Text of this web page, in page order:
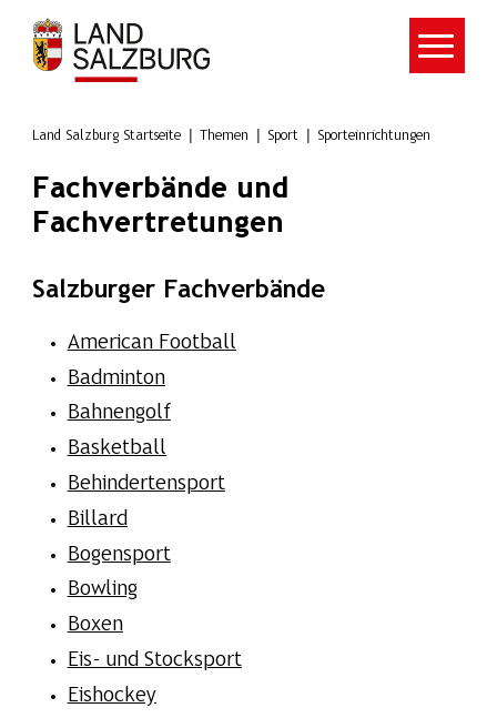
Zum Hauptinhalt springen
Land Salzburg Startseite Themen Sport Sporteinrichtungen
Fachverbände und
Fachvertretungen
Salzburger Fachverbände
American Football
Badminton
Bahnengolf
Basketball
Behindertensport
Billard
Bogensport
Bowling
Boxen
Eis- und Stocksport
Eishockey